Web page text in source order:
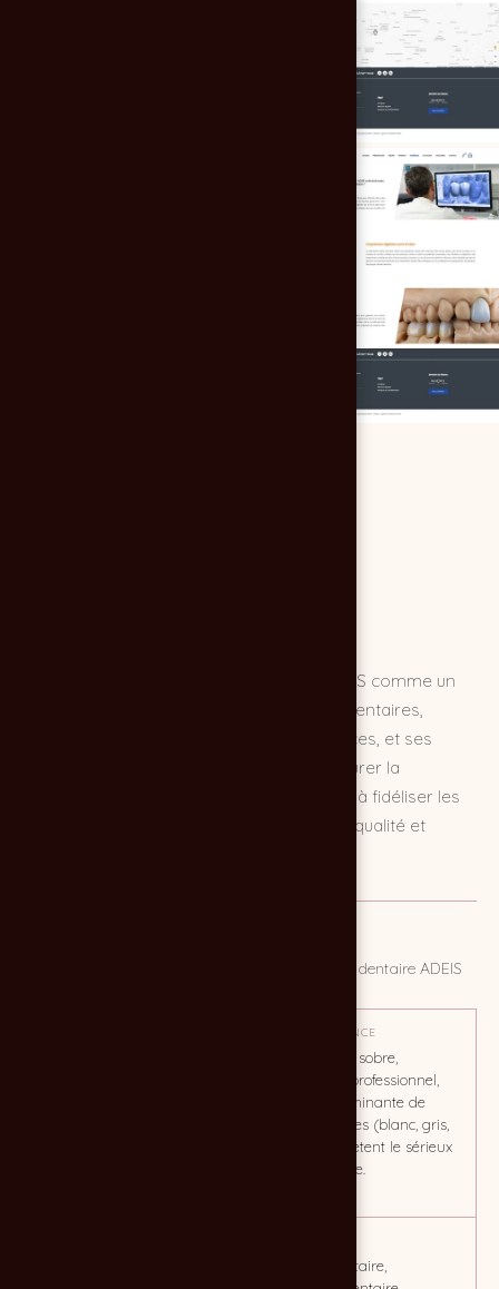
Le site vise à présenter le laboratoire ADEIS comme un
partenaire fiable pour les professionnels dentaires,
mettant en avant son expertise, ses services, et ses
technologies modernes. Il cherche à instaurer la
confiance, à attirer de nouveaux clients, et à fidéliser les
clients existants en mettant l’accent sur la qualité et
Créer le site internet du laboratoire de prothèse dentaire ADEIS
TON / AMBIANCE
Le design est sobre,
moderne, et professionnel,
avec une dominante de
couleurs claires (blanc, gris,
bleu) qui reflètent le sérieux
et la confiance.
prothèse dentaire,